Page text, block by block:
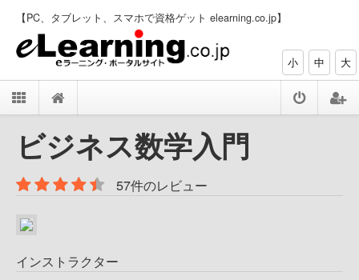
【PC、タブレット、スマホで資格ゲット elearning.co.jp】
小 中 大
ビジネス数学入門
57件のレビュー
インストラクター